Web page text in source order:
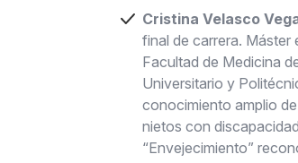
Cristina Velasco
final de carrera. Máster
Facultad de Medicina
Universitario y
conocimiento amplio
nietos con
“Envejecimiento”